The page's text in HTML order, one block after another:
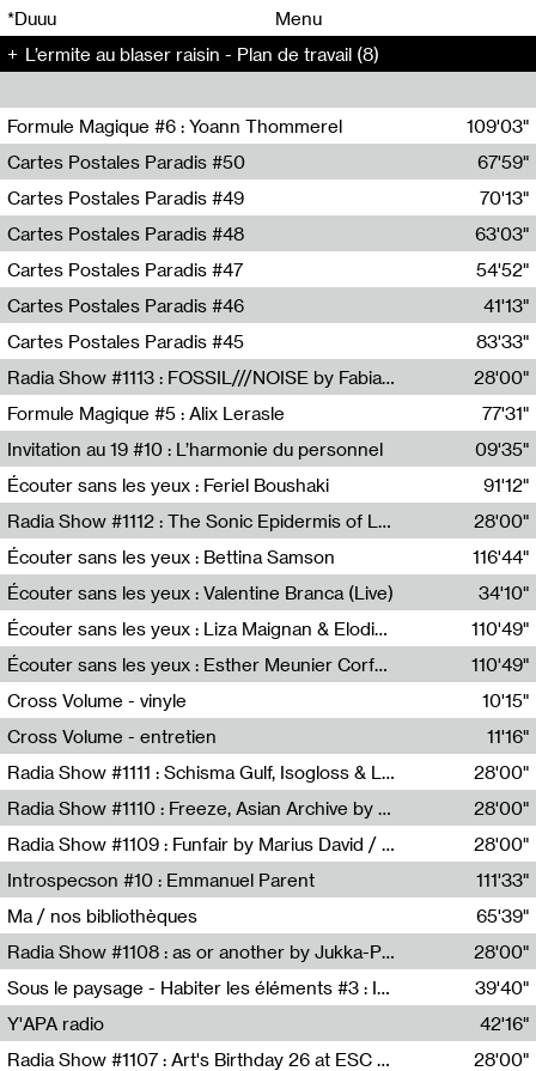
*Duuu
Menu
L’ermite au blaser raisin - Plan de travail (8)
Formule Magique #6 : Yoann Thommerel
Nathalie Lacroix,Yoann Thommerel
109'03"
Cartes Postales Paradis #50
Zoé Leroux
67'59"
Cartes Postales Paradis #49
Aurore Portales
70'13"
Cartes Postales Paradis #48
Mathias Dupaquier
63'03"
Cartes Postales Paradis #47
Raymond Engramer
54'52"
Cartes Postales Paradis #46
Sarah Banville
41'13"
Cartes Postales Paradis #45
Mateo Cuin
83'33"
Radia Show #1113 : FOSSIL///NOISE by Fabiana Gibim / Wave Farm
Wave Farm
28'00"
Formule Magique #5 : Alix Lerasle
Nathalie Lacroix
77'31"
Invitation au 19 #10 : L’harmonie du personnel
19, CRAC
09'35"
Écouter sans les yeux : Feriel Boushaki
Feriel Boushaki
91'12"
Radia Show #1112 : The Sonic Epidermis of Lake Léman by Paul Courlet / Guest Slot
28'00"
Écouter sans les yeux : Bettina Samson
Bettina Samson
116'44"
Écouter sans les yeux : Valentine Branca (Live)
Valentine Branca
34'10"
Écouter sans les yeux : Liza Maignan & Elodie Lecat
Liza Maignan,Elodie Lecat
110'49"
Écouter sans les yeux : Esther Meunier Corfdyr
Esther Meunier Corfdyr
110'49"
Cross Volume - vinyle
10'15"
Cross Volume - entretien
11'16"
Radia Show #1111 : Schisma Gulf, Isogloss & Lament For The Old Clock By Harvey Young / Resonance
Resonance
28'00"
Radia Show #1110 : Freeze, Asian Archive by Avita Maheen / Radio Worm
Radio WORM
28'00"
Radia Show #1109 : Funfair by Marius David / JET FM
Jet FM
28'00"
Introspecson #10 : Emmanuel Parent
Pierre Henry,Emmanuel Parent
111'33"
Ma / nos bibliothèques
Sarah Tritz,Elene Lapiashivili,Justin Marconnet,Mateo Cuche,Esther Lechevalier,Suzie Lecroart,Romance Castelet
65'39"
Radia Show #1108 : as or another by Jukka-Pekka Kervinen / Rádio Zero
Radio Zero
28'00"
Sous le paysage - Habiter les éléments #3 : Interprétations, rituels et symboliques des éléments
Nastassja Martin
39'40"
Y'APA radio
Pierrick Mouton
42'16"
Radia Show #1107 : Art's Birthday 26 at ESC - Medien Kunst Labor
28'00"
00 00
00 00